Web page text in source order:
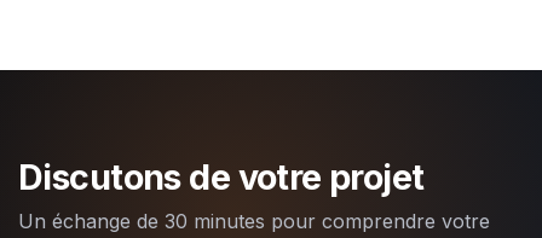
Discutons de votre projet
Un échange de 30 minutes pour comprendre votre